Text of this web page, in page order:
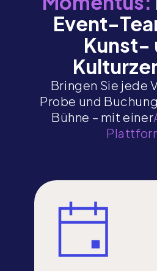
Event-
Kunst-
Bringen Sie jede
Probe und
Bühne – mit einer